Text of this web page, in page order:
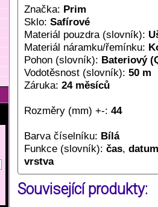
Značka: Prim
Sklo: Safírové
Materiál pouzdra (slovník):
Materiál náramku/řemínku:
Pohon (slovník): Bateriový
Vodotěsnost (slovník): 50 m
Záruka: 24 měsíců
Rozměry (mm) +-: 44
Barva číselníku: Bílá
Funkce (slovník): čas, datum
vrstva
Související produkty: